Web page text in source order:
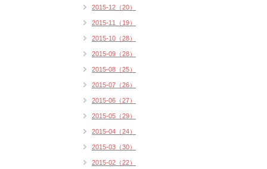
2015-12（20）
2015-11（19）
2015-10（28）
2015-09（28）
2015-08（25）
2015-07（26）
2015-06（27）
2015-05（29）
2015-04（24）
2015-03（30）
2015-02（22）